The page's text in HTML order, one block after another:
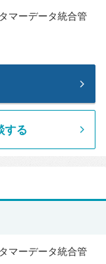
マーデータ統合管
する
マーデータ統合管